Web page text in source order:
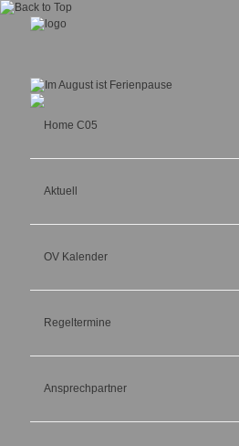
Home C05
Aktuell
OV Kalender
Regeltermine
Ansprechpartner